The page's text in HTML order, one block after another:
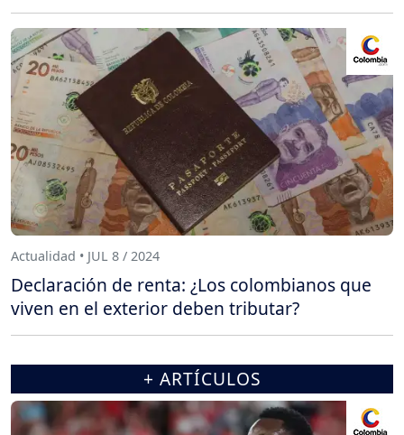
Actualidad • JUL 8 / 2024
Declaración de renta: ¿Los colombianos que
viven en el exterior deben tributar?
+ ARTÍCULOS